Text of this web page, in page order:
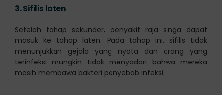
3.Sifilis laten
Setelah tahap sekunder, penyakit raja singa dapat
masuk ke tahap laten. Pada tahap ini, sifilis tidak
menunjukkan gejala yang nyata dan orang yang
terinfeksi mungkin tidak menyadari bahwa mereka
masih membawa bakteri penyebab infeksi.